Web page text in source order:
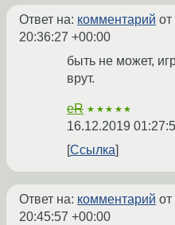
Ответ на: комментарий
20:36:27 +00:00
быть не может,
врут.
eR ★★★★★
16.12.2019
Ссылка
Ответ на: комментарий
20:45:57 +00:00